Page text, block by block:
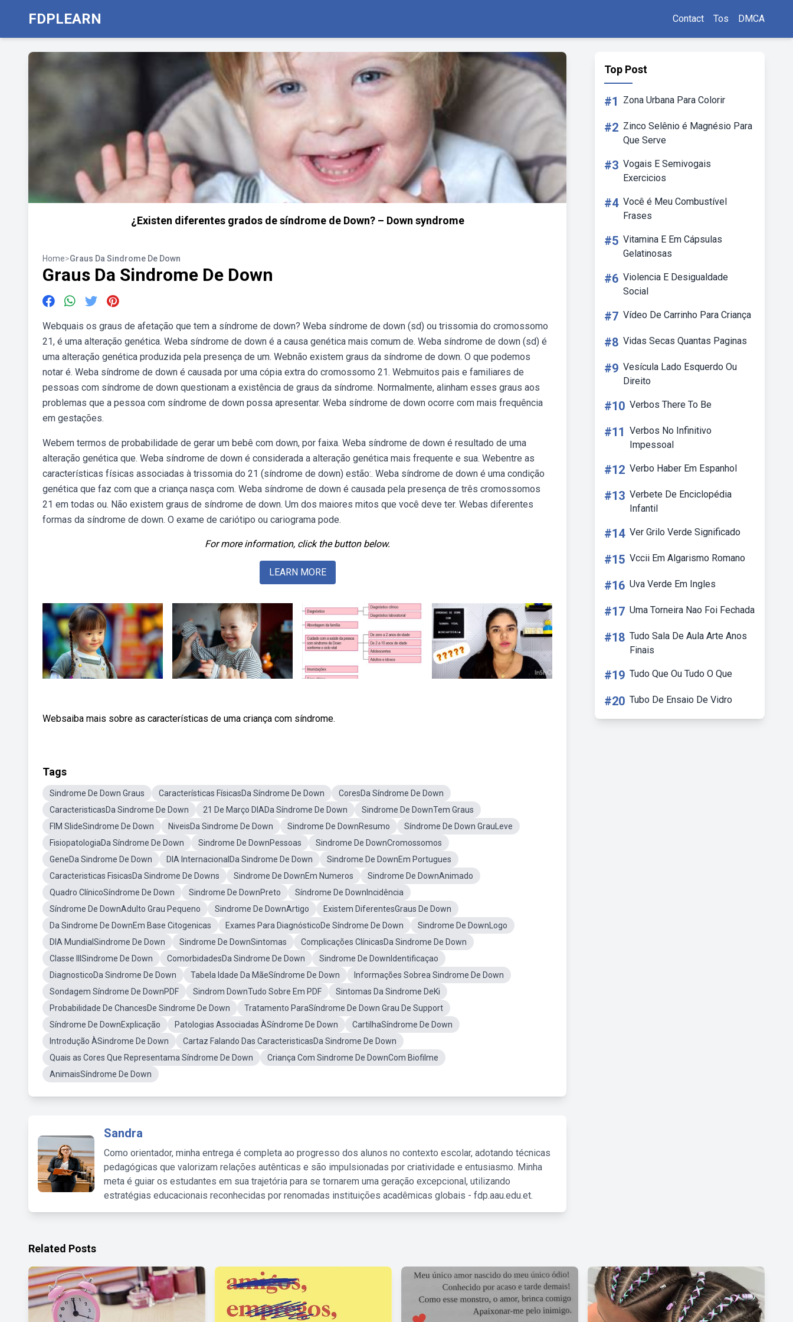
FDPLEARN Contact Tos DMCA
¿Existen diferentes grados de síndrome de Down? – Down syndrome
Home>Graus Da Sindrome De Down
Graus Da Sindrome De Down
Webquais os graus de afetação que tem a síndrome de down? Weba síndrome de down (sd) ou trissomia do cromossomo
21, é uma alteração genética. Weba síndrome de down é a causa genética mais comum de. Weba síndrome de down (sd) é
uma alteração genética produzida pela presença de um. Webnão existem graus da síndrome de down. O que podemos
notar é. Weba síndrome de down é causada por uma cópia extra do cromossomo 21. Webmuitos pais e familiares de
pessoas com síndrome de down questionam a existência de graus da síndrome. Normalmente, alinham esses graus aos
problemas que a pessoa com síndrome de down possa apresentar. Weba síndrome de down ocorre com mais frequência
em gestações.
Webem termos de probabilidade de gerar um bebê com down, por faixa. Weba síndrome de down é resultado de uma
alteração genética que. Weba síndrome de down é considerada a alteração genética mais frequente e sua. Webentre as
características físicas associadas à trissomia do 21 (síndrome de down) estão:. Weba síndrome de down é uma condição
genética que faz com que a criança nasça com. Weba síndrome de down é causada pela presença de três cromossomos
21 em todas ou. Não existem graus de síndrome de down. Um dos maiores mitos que você deve ter. Webas diferentes
formas da síndrome de down. O exame de cariótipo ou cariograma pode.
For more information, click the button below.
LEARN MORE
Websaiba mais sobre as características de uma criança com síndrome.
Tags
Sindrome De Down Graus Características FísicasDa Síndrome De Down
CoresDa Síndrome De Down
CaracteristicasDa Sindrome De Down
21 De Março DIADa Síndrome De Down
Sindrome De DownTem Graus
FIM SlideSindrome De Down
NiveisDa Sindrome De Down Sindrome De DownResumo
Síndrome De Down GrauLeve
FisiopatologiaDa Síndrome De Down
Sindrome De DownPessoas
Sindrome De DownCromossomos
GeneDa Sindrome De Down
DIA InternacionalDa Sindrome De Down
Sindrome De DownEm Portugues
Caracteristicas FisicasDa Sindrome De Downs
Sindrome De DownEm Numeros
Sindrome De DownAnimado
Quadro ClínicoSíndrome De Down
Sindrome De DownPreto
Síndrome De DownIncidência
Síndrome De DownAdulto Grau Pequeno
Sindrome De DownArtigo
Existem DiferentesGraus De Down
Da Sindrome De DownEm Base Citogenicas
Exames Para DiagnósticoDe Síndrome De Down
Sindrome De DownLogo
DIA MundialSindrome De Down
Sindrome De DownSintomas
Complicações ClínicasDa Sindrome De Down
Classe IIISindrome De Down
ComorbidadesDa Sindrome De Down
Sindrome De DownIdentificaçao
DiagnosticoDa Sindrome De Down
Tabela Idade Da MãeSíndrome De Down
Informações Sobrea Sindrome De Down
Sondagem Síndrome De DownPDF
Sindrom DownTudo Sobre Em PDF
Sintomas Da Sindrome DeKi
Probabilidade De ChancesDe Sindrome De Down
Tratamento ParaSíndrome De Down Grau De Support
Síndrome De DownExplicação
Patologias Associadas ÀSíndrome De Down
CartilhaSíndrome De Down
Introdução ÀSindrome De Down
Cartaz Falando Das CaracteristicasDa Sindrome De Down
Quais as Cores Que Representama Síndrome De Down
Criança Com Sindrome De DownCom Biofilme
AnimaisSíndrome De Down
Sandra
Como orientador, minha entrega é completa ao progresso dos alunos no contexto escolar, adotando técnicas
pedagógicas que valorizam relações autênticas e são impulsionadas por criatividade e entusiasmo. Minha
meta é guiar os estudantes em sua trajetória para se tornarem uma geração excepcional, utilizando
estratégias educacionais reconhecidas por renomadas instituições acadêmicas globais - fdp.aau.edu.et.
Top Post
#1 Zona Urbana Para Colorir
#2 Zinco Selênio é Magnésio Para
Que Serve
#3 Vogais E Semivogais
Exercicios
#4 Você é Meu Combustível
Frases
#5 Vitamina E Em Cápsulas
Gelatinosas
#6 Violencia E Desigualdade
Social
#7 Vídeo De Carrinho Para Criança
#8 Vidas Secas Quantas Paginas
#9 Vesícula Lado Esquerdo Ou
Direito
#10 Verbos There To Be
#11 Verbos No Infinitivo
Impessoal
#12 Verbo Haber Em Espanhol
#13 Verbete De Enciclopédia
Infantil
#14 Ver Grilo Verde Significado
#15 Vccii Em Algarismo Romano
#16 Uva Verde Em Ingles
#17 Uma Torneira Nao Foi Fechada
#18 Tudo Sala De Aula Arte Anos
Finais
#19 Tudo Que Ou Tudo O Que
#20 Tubo De Ensaio De Vidro
Related Posts